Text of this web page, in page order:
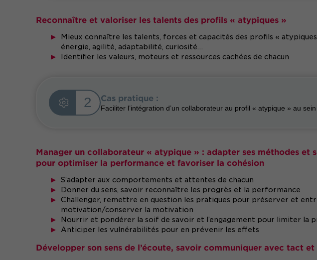
Reconnaître et valoriser les talents des profils « atypiques »
Mieux connaître les talents, forces et capacités des profils «
énergie, agilité, adaptabilité, curiosité…
Identifier les valeurs, moteurs et ressources cachées de chacun
2 Cas pratique :
Faciliter l’intégration d’un collaborateur au profil « atypique » au
Manager un collaborateur « atypique » : adapter ses méthodes et
pour optimiser la performance et favoriser la cohésion
S’adapter aux comportements et attentes de chacun
Donner du sens, savoir reconnaître les progrès et la performance
Challenger, remettre en question les pratiques pour préserver et
motivation/conserver la motivation
Nourrir et pondérer la soif de savoir et l’engagement pour limiter la
Anticiper les vulnérabilités pour en prévenir les effets
Développer son sens de l’écoute, savoir communiquer avec tact